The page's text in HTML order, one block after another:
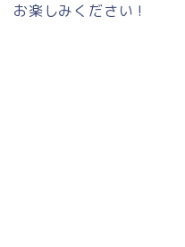
お楽しみください !